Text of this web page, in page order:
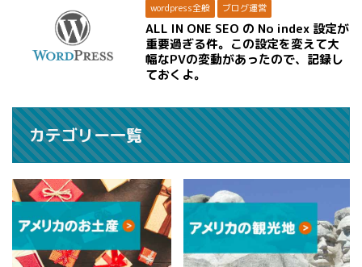
wordpress全般 ブログ運営
ALL IN ONE SEO の No index 設定が
重要過ぎる件。この設定を変えて大
幅なPVの変動があったので、記録し
ておくよ。
カテゴリー一覧